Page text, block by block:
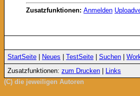
Zusatzfunktionen: Anmelden
StartSeite Neues TestSeite Suchen
Zusatzfunktionen: zum Drucken
Links
(C) die jeweiligen Autoren